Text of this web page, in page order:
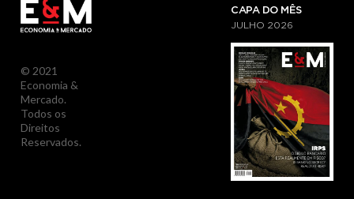
© 2021
Economia &
Mercado.
Todos os
Direitos
Reservados.
CAPA DO MÊS
JULHO 2026